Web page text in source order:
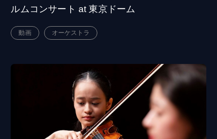
ルムコンサート at 東京ドーム
動画 オーケストラ